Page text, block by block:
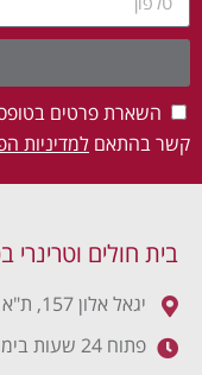
השארת פרטים
קשר בהתאם למדיניות
בית חולים וטרינרי
יגאל אלון 157, ת"א
פתוח 24 שעות ביממה, 7 ימים בשבוע